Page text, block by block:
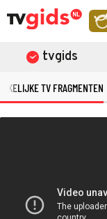
tvgids
TV FRAGMENTEN